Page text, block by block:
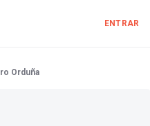
ENTRAR
Orduña